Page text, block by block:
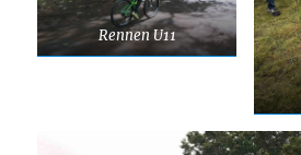
Rennen U11